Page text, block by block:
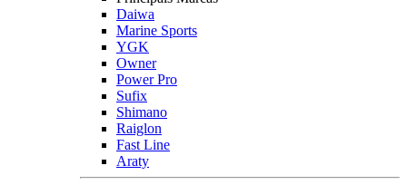
Daiwa
Marine Sports
YGK
Owner
Power Pro
Sufix
Shimano
Raiglon
Fast Line
Araty